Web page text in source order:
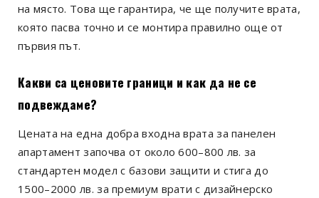
на място. Това ще гарантира, че ще получите врата,
която пасва точно и се монтира правилно още от
първия път.
Какви са ценовите граници и как да не се
подвеждаме?
Цената на една добра входна врата за панелен
апартамент започва от около 600–800 лв. за
стандартен модел с базови защити и стига до
1500–2000 лв. за премиум врати с дизайнерско